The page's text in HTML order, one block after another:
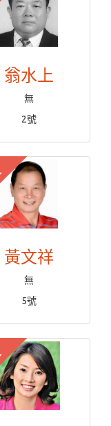
翁水上
無
2號
黃文祥
無
5號